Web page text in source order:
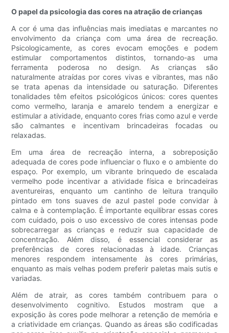
O papel da psicologia das cores na atração de crianças
A cor é uma das influências mais imediatas e marcantes no
envolvimento da criança com uma área de recreação.
Psicologicamente, as cores evocam emoções e podem
estimular comportamentos distintos, tornando-as uma
ferramenta poderosa no design. As crianças são
naturalmente atraídas por cores vivas e vibrantes, mas não
se trata apenas da intensidade ou saturação. Diferentes
tonalidades têm efeitos psicológicos únicos: cores quentes
como vermelho, laranja e amarelo tendem a energizar e
estimular a atividade, enquanto cores frias como azul e verde
são calmantes e incentivam brincadeiras focadas ou
relaxadas.
Em uma área de recreação interna, a sobreposição
adequada de cores pode influenciar o fluxo e o ambiente do
espaço. Por exemplo, um vibrante brinquedo de escalada
vermelho pode incentivar a atividade física e brincadeiras
aventureiras, enquanto um cantinho de leitura tranquilo
pintado em tons suaves de azul pastel pode convidar à
calma e à contemplação. É importante equilibrar essas cores
com cuidado, pois o uso excessivo de cores intensas pode
sobrecarregar as crianças e reduzir sua capacidade de
concentração. Além disso, é essencial considerar as
preferências de cores relacionadas à idade. Crianças
menores respondem intensamente às cores primárias,
enquanto as mais velhas podem preferir paletas mais sutis e
variadas.
Além de atrair, as cores também contribuem para o
desenvolvimento cognitivo. Estudos mostram que a
exposição às cores pode melhorar a retenção de memória e
a criatividade em crianças. Quando as áreas são codificadas